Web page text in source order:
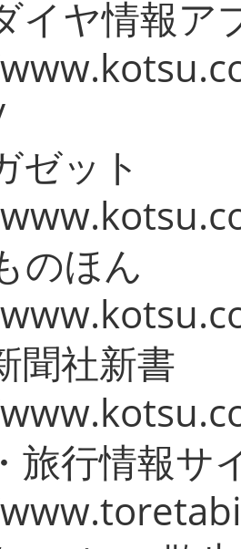
イヤ情報ア
ゼット
のほん
聞社新書
旅行情報サ